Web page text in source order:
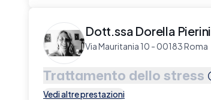
Dott.ssa Dorella Pierini
Via Mauritania 10 - 00183 Roma
Trattamento dello stress
Vedi altre prestazioni